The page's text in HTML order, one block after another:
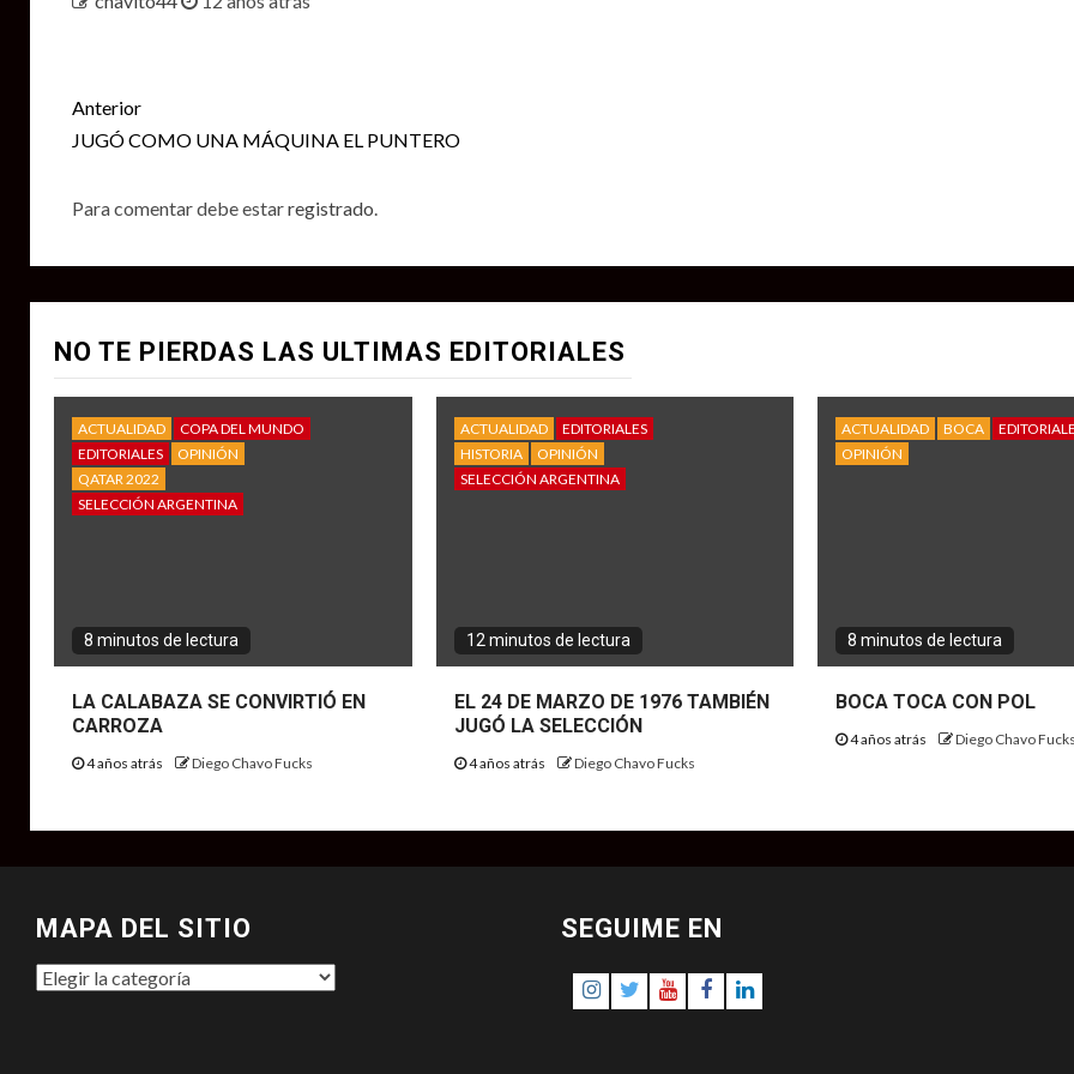
Seguir
leyendo
Anterior
JUGÓ COMO UNA MÁQUINA EL PUNTERO
Para comentar debe estarregistrado.
NO TE PIERDAS LAS ULTIMAS EDITORIALES
ACTUALIDAD
COPA DEL MUNDO
EDITORIALES
OPINIÓN
QATAR 2022
SELECCIÓN ARGENTINA
8 minutos de lectura
LA CALABAZA SE CONVIRTIÓ EN
CARROZA
4 años atrás Diego Chavo Fucks
ACTUALIDAD
EDITORIALES
HISTORIA
OPINIÓN
SELECCIÓN ARGENTINA
12 minutos de lectura
EL 24 DE MARZO DE 1976 TAMBIÉN
JUGÓ LA SELECCIÓN
4 años atrás Diego Chavo Fucks
ACTUALIDAD BOCA
OPINIÓN
8 minutos de lectura
BOCA TOCA CON POL
4 años atrás Diego Chavo Fucks
MAPA DEL SITIO
MAPA
SEGUIME EN
Instagram
TwitterYoutubeFacebookLinkedIn